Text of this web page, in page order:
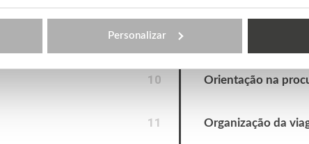
Personalizar
9 Pre-Departure
10 Orientação na
11 Organização da